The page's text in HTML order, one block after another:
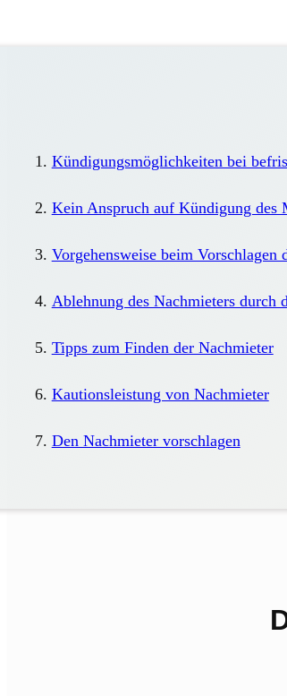
Kündigungsmöglichkeiten bei
Kein Anspruch auf Kündigung des
Vorgehensweise beim Vorschlagen
Ablehnung des Nachmieters durch
Tipps zum Finden der Nachmieter
Kautionsleistung von Nachmieter
Den Nachmieter vorschlagen